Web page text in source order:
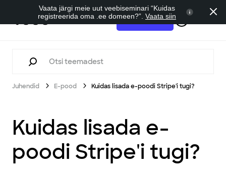
Tugi Alusta tasuta
Juhendid E-pood Kuidas lisada e-poodi Stripe'i tugi?
Kuidas lisada e-
poodi Stripe'i tugi?
Vaata järgi meie uut veebiseminari “Kuidas
registreerida oma .ee domeen?”. Vaata siin